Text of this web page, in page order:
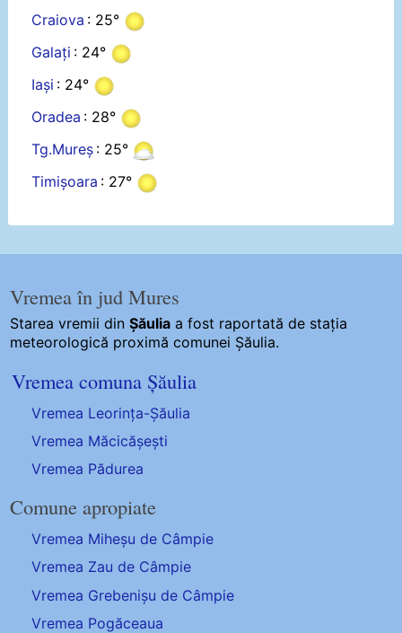
Craiova : 25°
Galați : 24°
Iași : 24°
Oradea : 28°
Tg.Mureș : 25°
Timișoara : 27°
Vremea în jud Mures
Starea vremii dinȘăulia a fost raportată de stația
meteorologică proximă comunei Șăulia.
Vremea comuna Șăulia
Vremea Leorința-Șăulia
Vremea Măcicășești
Vremea Pădurea
Comune apropiate
Vremea Miheșu de Câmpie
Vremea Zau de Câmpie
Vremea Grebenișu de Câmpie
Vremea Pogăceaua